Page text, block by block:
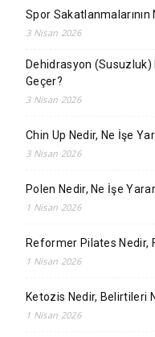
Spor Sakatlanmalarının
3 Nisan 2026
Dehidrasyon (Susuzluk)
Geçer?
3 Nisan 2026
Chin Up Nedir, Ne İşe
3 Nisan 2026
Polen Nedir, Ne İşe
1 Nisan 2026
Reformer Pilates Nedir,
1 Nisan 2026
Ketozis Nedir, Belirtileri
1 Nisan 2026